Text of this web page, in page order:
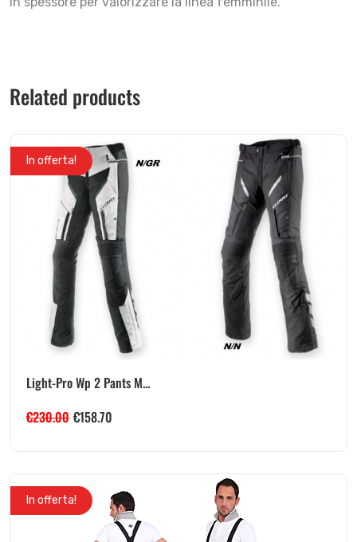
Related products
In offerta!
Light-Pro Wp 2 Pants M...
€230.00 €158.70
In offerta!